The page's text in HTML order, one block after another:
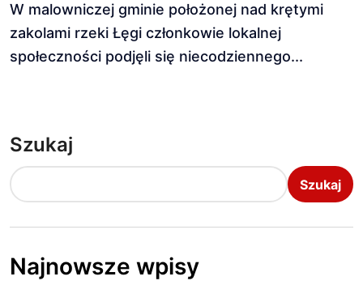
W malowniczej gminie położonej nad krętymi
zakolami rzeki Łęgi członkowie lokalnej
społeczności podjęli się niecodziennego...
Szukaj
Szukaj
Najnowsze wpisy